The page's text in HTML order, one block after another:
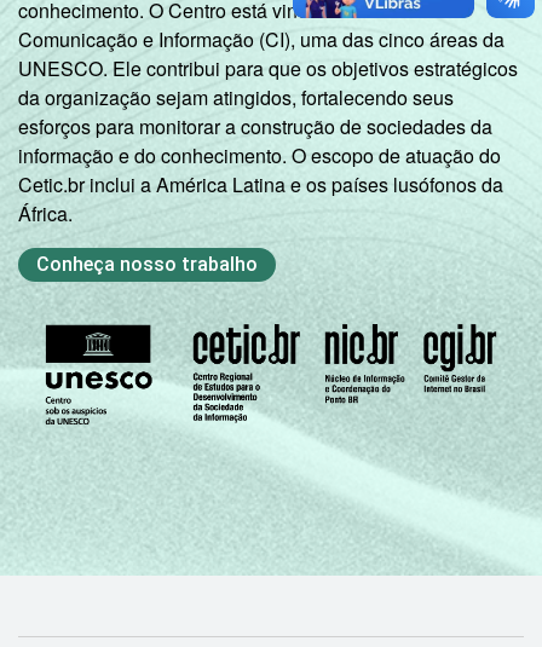
conhecimento. O Centro está vinculado ao Setor de
Comunicação e Informação (CI), uma das cinco áreas da
UNESCO. Ele contribui para que os objetivos estratégicos
da organização sejam atingidos, fortalecendo seus
esforços para monitorar a construção de sociedades da
informação e do conhecimento. O escopo de atuação do
Cetic.br inclui a América Latina e os países lusófonos da
África.
Conheça nosso trabalho